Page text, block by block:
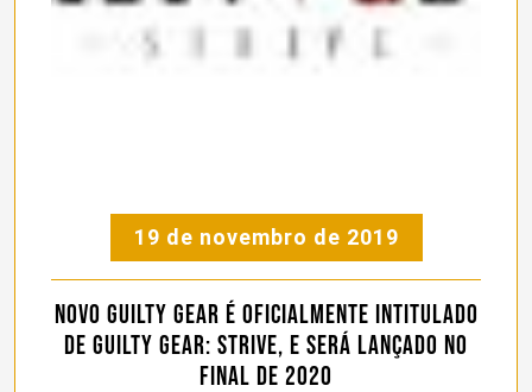
19 de novembro de 2019
Novo Guilty Gear é oficialmente intitulado
de Guilty Gear: Strive, e será lançado no
final de 2020